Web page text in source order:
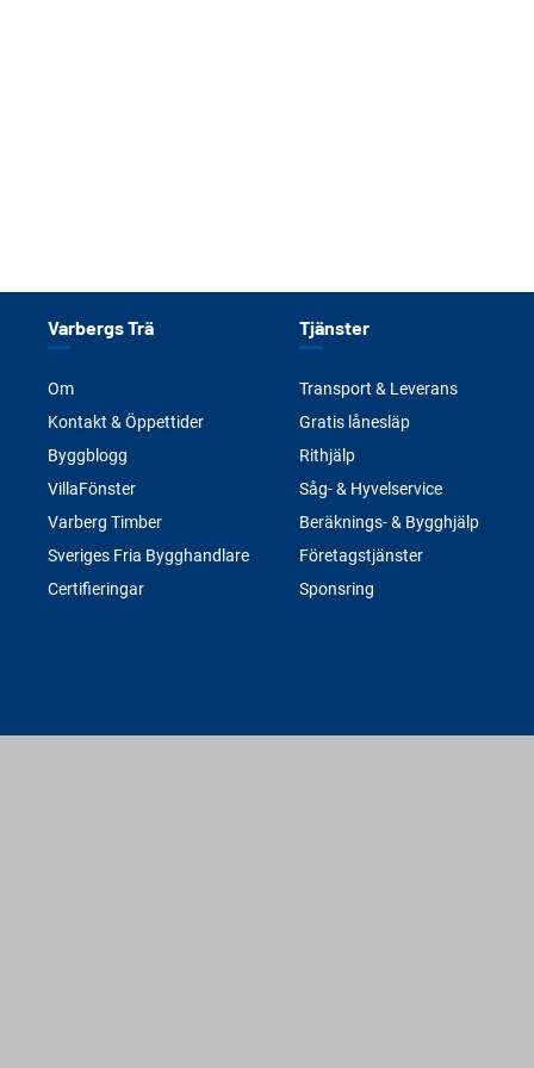
Varbergs Trä
Om
Kontakt & Öppettider
Byggblogg
VillaFönster
Varberg Timber
Sveriges Fria Bygghandlare
Certifieringar
Tjänster
Transport & Leverans
Gratis lånesläp
Rithjälp
Såg- & Hyvelservice
Beräknings- & Bygghjälp
Företagstjänster
Sponsring